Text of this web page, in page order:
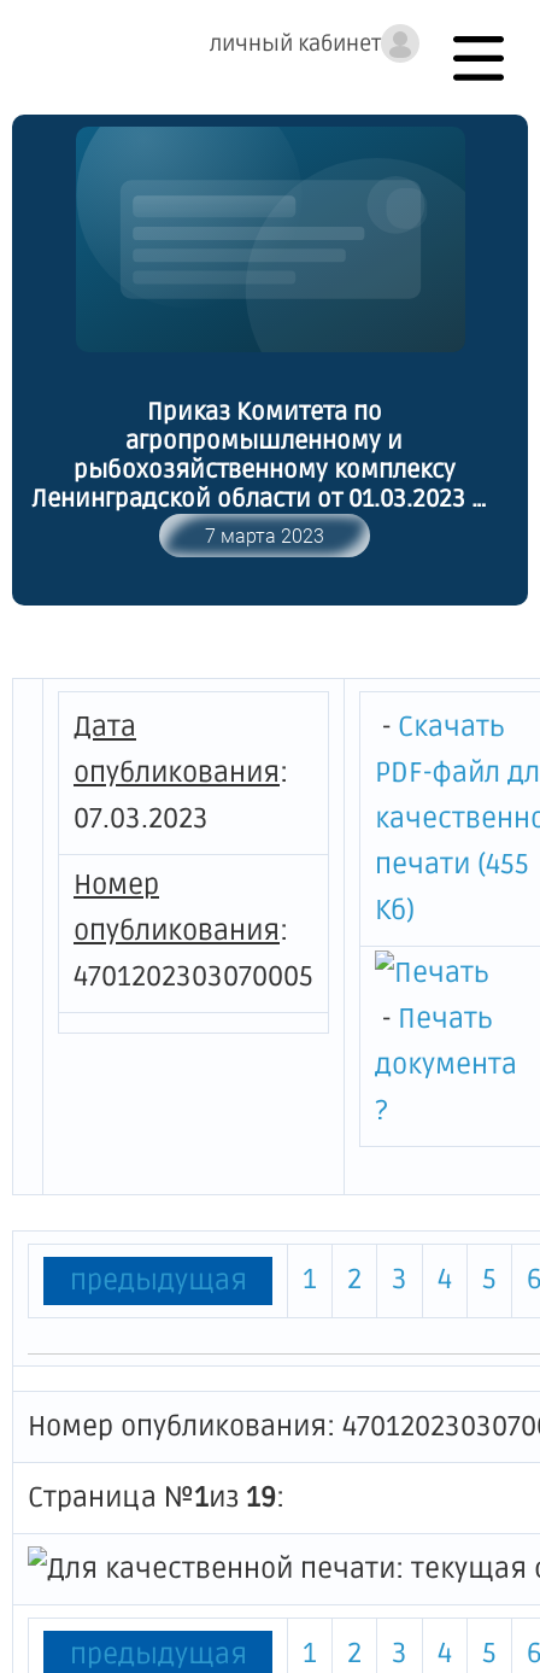
личный кабинет
Приказ Комитета по
агропромышленному и
рыбохозяйственному комплексу
Ленинградской области от 01.03.2023 №
8 "О внесении изменений в приказ
комитета по агропромышленному и
Ленинградской области от 26 мая 2021
получателей гранта "Развитие семейной
фермы"
7 марта 2023
Дата
опубликования:
07.03.2023
Номер
опубликования:
4701202303070005
- Скачать
PDF-файл
печати (455
Кб)
- Печать
документа
?
предыдущая 1 2 3 4 5
Номер опубликования:
Страница №1из 19:
предыдущая 1 2 3 4 5